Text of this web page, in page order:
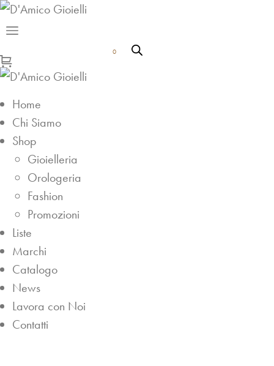
0
Home
Chi Siamo
Shop
Gioielleria
Orologeria
Fashion
Promozioni
Liste
Marchi
Catalogo
News
Lavora con Noi
Contatti